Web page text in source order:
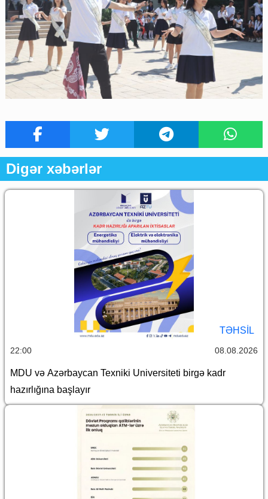
Digər xəbərlər
TƏHSIL
22:00 08.08.2026
MDU və Azərbaycan Texniki Universiteti birgə kadr
hazırlığına başlayır